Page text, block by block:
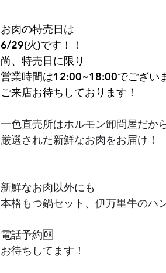
お肉の特売日は
6/29(火)です！！
尚、特売日に限り
営業時間は12:00~18:00でござい
ご来店お待ちしております！
一色直売所はホルモン卸問屋だか
厳選された新鮮なお肉をお届け！
新鮮なお肉以外にも
本格もつ鍋セット、伊万里牛のハ
電話予約🆗
お待ちしてます！